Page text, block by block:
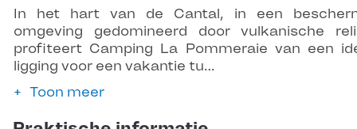
In het hart van de Cantal, in een
omgeving gedomineerd door vulkanische
profiteert Camping La Pommeraie van een
ligging voor een vakantie tu…
Toon meer